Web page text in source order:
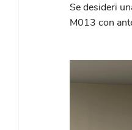
Se desideri
M013 con